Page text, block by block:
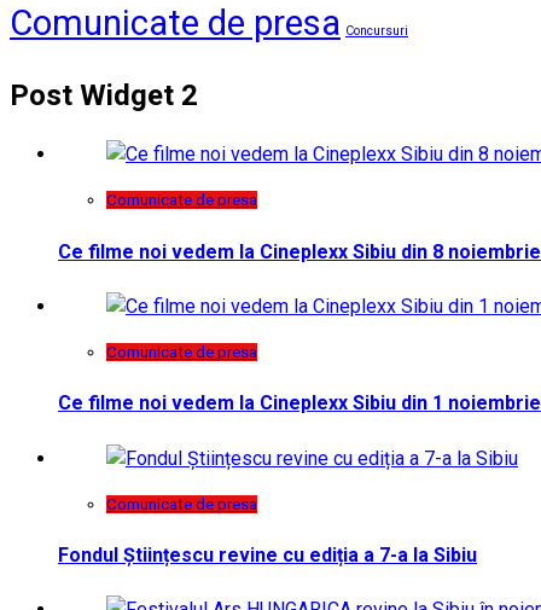
Comunicate de presa Concursuri
Post Widget 2
Comunicate de presa
Ce filme noi vedem la Cineplexx Sibiu din 8 noiembrie
Comunicate de presa
Ce filme noi vedem la Cineplexx Sibiu din 1 noiembrie
Comunicate de presa
Fondul Științescu revine cu ediția a 7-a la Sibiu